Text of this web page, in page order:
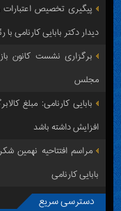
پیگیری تخصیص
دیدار دکتر بابایی کارنامی
برگزاری نشست کانون
مجلس
افزایش داشته باشد
مراسم افتتاحیه نهمین
بابایی کارنامی
دسترسی سریع